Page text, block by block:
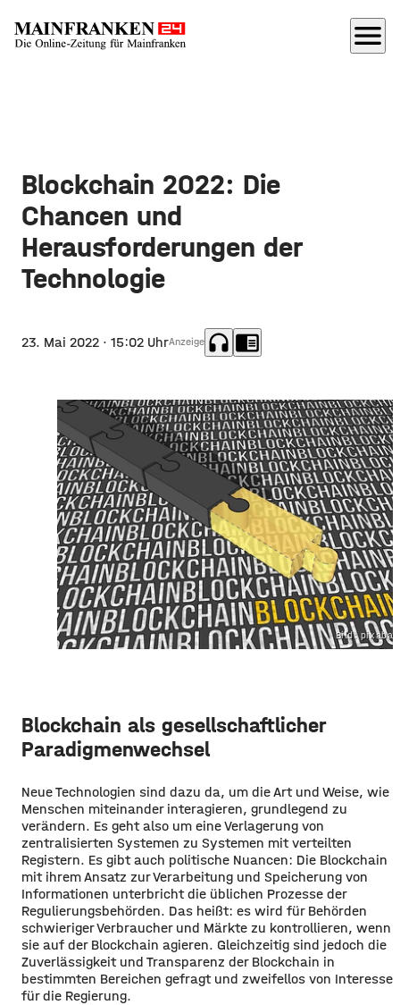
menu
Blockchain 2022: Die
Chancen und
Herausforderungen der
Technologie
23. Mai 2022 · 15:02 UhrAnzeige headphones chrome_reader_mode
Bild:
Blockchain als gesellschaftlicher
Paradigmenwechsel
Neue Technologien sind dazu da, um die Art und Weise, wie
Menschen miteinander interagieren, grundlegend zu
verändern. Es geht also um eine Verlagerung von
zentralisierten Systemen zu Systemen mit verteilten
Registern. Es gibt auch politische Nuancen: Die Blockchain
mit ihrem Ansatz zur Verarbeitung und Speicherung von
Informationen unterbricht die üblichen Prozesse der
Regulierungsbehörden. Das heißt: es wird für Behörden
schwieriger Verbraucher und Märkte zu kontrollieren, wenn
sie auf der Blockchain agieren. Gleichzeitig sind jedoch die
Zuverlässigkeit und Transparenz der Blockchain in
bestimmten Bereichen gefragt und zweifellos von Interesse
für die Regierung.